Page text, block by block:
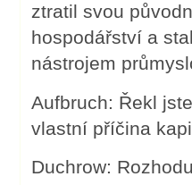
ztratil svou
hospodářství a
nástrojem
Aufbruch: Řekl
vlastní příčina
Duchrow: